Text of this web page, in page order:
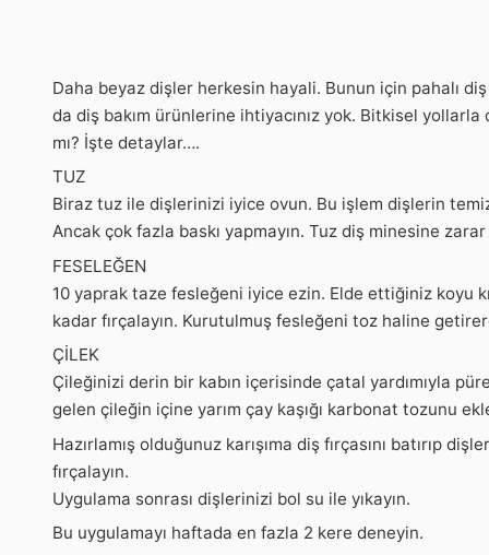
Daha beyaz dişler herkesin hayali. Bunun için pahalı
da diş bakım ürünlerine ihtiyacınız yok. Bitkisel
mı? İşte detaylar….
TUZ
Biraz tuz ile dişlerinizi iyice ovun. Bu işlem dişlerin
Ancak çok fazla baskı yapmayın. Tuz diş minesine
FESELEĞEN
10 yaprak taze fesleğeni iyice ezin. Elde ettiğiniz koyu
kadar fırçalayın. Kurutulmuş fesleğeni toz haline
ÇİLEK
Çileğinizi derin bir kabın içerisinde çatal yardımıyla
gelen çileğin içine yarım çay kaşığı karbonat tozunu
Hazırlamış olduğunuz karışıma diş fırçasını batırıp
fırçalayın.
Uygulama sonrası dişlerinizi bol su ile yıkayın.
Bu uygulamayı haftada en fazla 2 kere deneyin.